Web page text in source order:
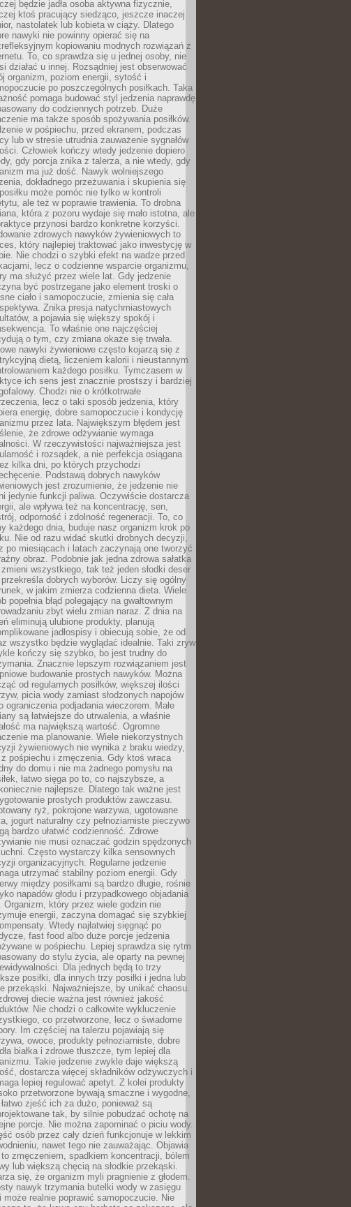
będzie jadła osoba aktywna fizycznie,
ktoś pracujący siedząco, jeszcze inaczej
nastolatek lub kobieta w ciąży. Dlatego
nawyki nie powinny opierać się na
kopiowaniu modnych rozwiązań z
To, co sprawdza się u jednej osoby, nie
działać u innej. Rozsądniej jest obserwować
organizm, poziom energii, sytość i
po poszczególnych posiłkach. Taka
pomaga budować styl jedzenia naprawdę
do codziennych potrzeb. Duże
ma także sposób spożywania posiłków.
w pośpiechu, przed ekranem, podczas
lub w stresie utrudnia zauważenie sygnałów
Człowiek kończy wtedy jedzenie dopiero
gdy porcja znika z talerza, a nie wtedy, gdy
ma już dość. Nawyk wolniejszego
dokładnego przeżuwania i skupienia się
może pomóc nie tylko w kontroli
ale też w poprawie trawienia. To drobna
która z pozoru wydaje się mało istotna, ale
przynosi bardzo konkretne korzyści.
zdrowych nawyków żywieniowych to
który najlepiej traktować jako inwestycję w
Nie chodzi o szybki efekt na wadze przed
lecz o codzienne wsparcie organizmu,
ma służyć przez wiele lat. Gdy jedzenie
być postrzegane jako element troski o
ciało i samopoczucie, zmienia się cała
Znika presja natychmiastowych
a pojawia się większy spokój i
To właśnie one najczęściej
o tym, czy zmiana okaże się trwała.
nawyki żywieniowe często kojarzą się z
dietą, liczeniem kalorii i nieustannym
każdego posiłku. Tymczasem w
ich sens jest znacznie prostszy i bardziej
Chodzi nie o krótkotrwałe
lecz o taki sposób jedzenia, który
energię, dobre samopoczucie i kondycję
przez lata. Największym błędem jest
że zdrowe odżywianie wymaga
W rzeczywistości najważniejsza jest
i rozsądek, a nie perfekcja osiągana
kilka dni, po których przychodzi
Podstawą dobrych nawyków
jest zrozumienie, że jedzenie nie
jedynie funkcji paliwa. Oczywiście dostarcza
ale wpływa też na koncentrację, sen,
odporność i zdolność regeneracji. To, co
każdego dnia, buduje nasz organizm krok po
Nie od razu widać skutki drobnych decyzji,
po miesiącach i latach zaczynają one tworzyć
obraz. Podobnie jak jedna zdrowa sałatka
zmieni wszystkiego, tak też jeden słodki deser
przekreśla dobrych wyborów. Liczy się ogólny
w jakim zmierza codzienna dieta. Wiele
popełnia błąd polegający na gwałtownym
zbyt wielu zmian naraz. Z dnia na
eliminują ulubione produkty, planują
jadłospisy i obiecują sobie, że od
wszystko będzie wyglądać idealnie. Taki zryw
kończy się szybko, bo jest trudny do
Znacznie lepszym rozwiązaniem jest
budowanie prostych nawyków. Można
od regularnych posiłków, większej ilości
picia wody zamiast słodzonych napojów
ograniczenia podjadania wieczorem. Małe
są łatwiejsze do utrwalenia, a właśnie
ma największą wartość. Ogromne
ma planowanie. Wiele niekorzystnych
żywieniowych nie wynika z braku wiedzy,
pośpiechu i zmęczenia. Gdy ktoś wraca
do domu i nie ma żadnego pomysłu na
łatwo sięga po to, co najszybsze, a
najlepsze. Dlatego tak ważne jest
prostych produktów zawczasu.
ryż, pokrojone warzywa, ugotowane
jogurt naturalny czy pełnoziarniste pieczywo
bardzo ułatwić codzienność. Zdrowe
nie musi oznaczać godzin spędzonych
Często wystarczy kilka sensownych
organizacyjnych. Regularne jedzenie
utrzymać stabilny poziom energii. Gdy
między posiłkami są bardzo długie, rośnie
napadów głodu i przypadkowego objadania
Organizm, który przez wiele godzin nie
energii, zaczyna domagać się szybkiej
Wtedy najłatwiej sięgnąć po
fast food albo duże porcje jedzenia
w pośpiechu. Lepiej sprawdza się rytm
do stylu życia, ale oparty na pewnej
Dla jednych będą to trzy
posiłki, dla innych trzy posiłki i jedna lub
przekąski. Najważniejsze, by unikać chaosu.
diecie ważna jest również jakość
Nie chodzi o całkowite wykluczenie
co przetworzone, lecz o świadome
Im częściej na talerzu pojawiają się
owoce, produkty pełnoziarniste, dobre
białka i zdrowe tłuszcze, tym lepiej dla
Takie jedzenie zwykle daje większą
dostarcza więcej składników odżywczych i
lepiej regulować apetyt. Z kolei produkty
przetworzone bywają smaczne i wygodne,
zjeść ich za dużo, ponieważ są
tak, by silnie pobudzać ochotę na
porcje. Nie można zapominać o piciu wody.
osób przez cały dzień funkcjonuje w lekkim
nawet tego nie zauważając. Objawia
zmęczeniem, spadkiem koncentracji, bólem
lub większą chęcią na słodkie przekąski.
się, że organizm myli pragnienie z głodem.
nawyk trzymania butelki wody w zasięgu
może realnie poprawić samopoczucie. Nie